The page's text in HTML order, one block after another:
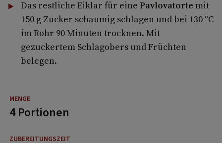
Das restliche Eiklar für eine Pavlovatorte mit
150 g Zucker schaumig schlagen und bei 130 °C
im Rohr 90 Minuten trocknen. Mit
gezuckertem Schlagobers und Früchten
belegen.
4 Portionen